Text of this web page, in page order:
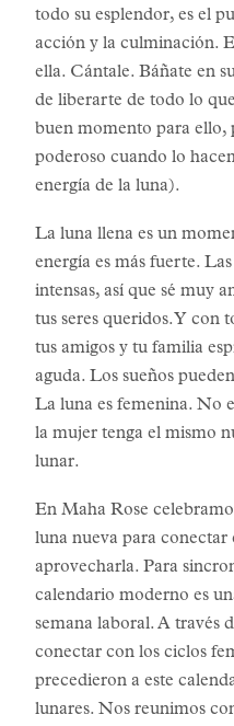
todo su esplendor, es el
acción y la culminación.
ella. Cántale. Báñate en
de liberarte de todo lo
buen momento para ello,
poderoso cuando lo
energía de la luna).
La luna llena es un
energía es más fuerte.
intensas, así que sé muy
tus seres queridos. Y con
tus amigos y tu familia
aguda. Los sueños
La luna es femenina. No
la mujer tenga el mismo
lunar.
En Maha Rose
luna nueva para conectar
aprovecharla. Para
calendario moderno es
semana laboral. A través
conectar con los ciclos
precedieron a este
lunares. Nos reunimos